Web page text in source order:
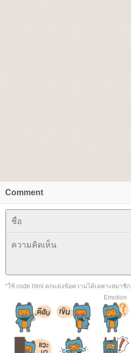
Comment
*ใช้ code html ตกแต่งข้อความได้เฉพาะสมาชิก
Emotion